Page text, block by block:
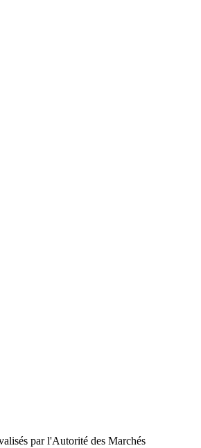
par l'Autorité des Marchés